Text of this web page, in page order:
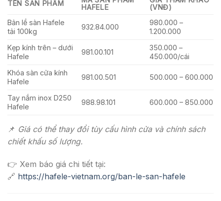
TÊN SẢN PHẨM
HAFELE
(VNĐ)
Bản lề sàn Hafele
tải 100kg
932.84.000
980.000 –
1.200.000
Kẹp kính trên – dưới
Hafele
981.00.101
350.000 –
450.000/cái
Khóa sàn cửa kính
Hafele
981.00.501 500.000 – 600.000
Tay nắm inox D250
Hafele
988.98.101 600.000 – 850.000
📌 Giá có thể thay đổi tùy cấu hình cửa và chính sách
chiết khấu số lượng.
👉 Xem báo giá chi tiết tại:
🔗 https://hafele-vietnam.org/ban-le-san-hafele